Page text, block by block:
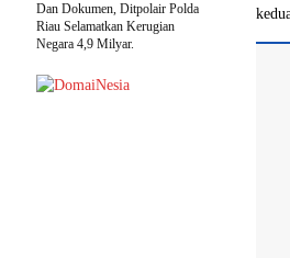
Dan Dokumen, Ditpolair Polda
Riau Selamatkan Kerugian
Negara 4,9 Milyar.